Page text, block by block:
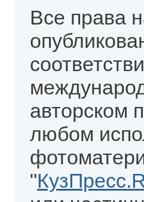
Все права
авторском
любом
"